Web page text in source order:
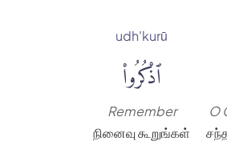
O
udh'kurū
ٱذْكُرُوا۟
Remember
நினைவு கூறுங்கள்